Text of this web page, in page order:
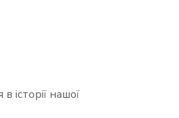
історії нашої